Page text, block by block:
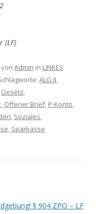
(LF)
von Admin in LINKES
ALG II,
Gesetz,
, Offener Brief, P-Konto,
, Soziales,
, Sparkasse
§ 904 ZPO – LF